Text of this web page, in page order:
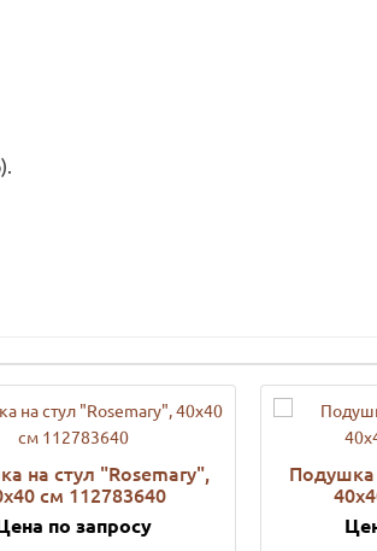
на стул "Rosemary",
см 112783640
по запросу
Подушка